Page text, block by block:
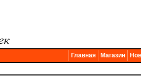
Главная Магазин